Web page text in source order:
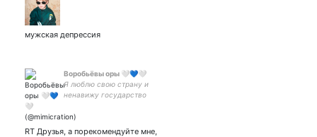
мужская депрессия
Воробьёвы оры 🤍💙🤍
Я люблю свою страну и
ненавижу государство
RT Друзья, а порекомендуйте мне,